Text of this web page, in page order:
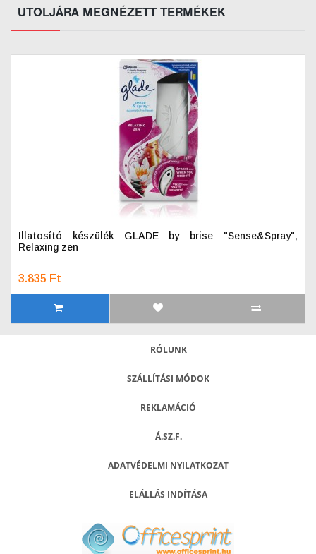
UTOLJÁRA MEGNÉZETT TERMÉKEK
Illatosító készülék GLADE by brise "Sense&Spray",
Relaxing zen
3.835 Ft
RÓLUNK
SZÁLLÍTÁSI MÓDOK
REKLAMÁCIÓ
Á.SZ.F.
ADATVÉDELMI NYILATKOZAT
ELÁLLÁS INDÍTÁSA